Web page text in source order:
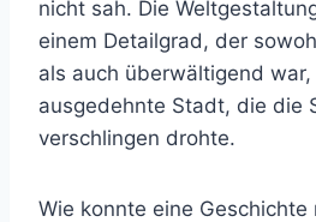
nicht sah. Die
einem Detailgrad, der
als auch überwältigend
ausgedehnte Stadt, die die
verschlingen drohte.
Wie konnte eine Geschichte